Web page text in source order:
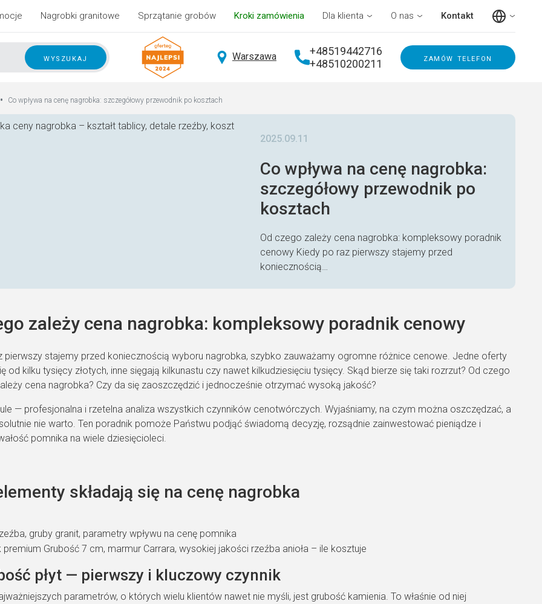
Nagrobki granitowe Sprzątanie grobów Kroki zamówienia Dla klienta O nas Kontakt
wyszukaj Warszawa
+48519442716
+48510200211
zamów telefon
• Co wpływa na cenę nagrobka: szczegółowy przewodnik po kosztach
2025.09.11
Co wpływa na cenę nagrobka:
szczegółowy przewodnik po
kosztach
Od czego zależy cena nagrobka: kompleksowy poradnik
cenowy Kiedy po raz pierwszy stajemy przed
koniecznością…
zależy cena nagrobka: kompleksowy poradnik cenowy
pierwszy stajemy przed koniecznością wyboru nagrobka, szybko zauważamy ogromne różnice cenowe. Jedne oferty
od kilku tysięcy złotych, inne sięgają kilkunastu czy nawet kilkudziesięciu tysięcy. Skąd bierze się taki rozrzut? Od czego
cena nagrobka? Czy da się zaoszczędzić i jednocześnie otrzymać wysoką jakość?
— profesjonalna i rzetelna analiza wszystkich czynników cenotwórczych. Wyjaśniamy, na czym można oszczędzać, a
nie warto. Ten poradnik pomoże Państwu podjąć świadomą decyzję, rozsądnie zainwestować pieniądze i
pomnika na wiele dziesięcioleci.
składają się na cenę nagrobka
płyt — pierwszy i kluczowy czynnik
parametrów, o których wielu klientów nawet nie myśli, jest grubość kamienia. To właśnie od niej